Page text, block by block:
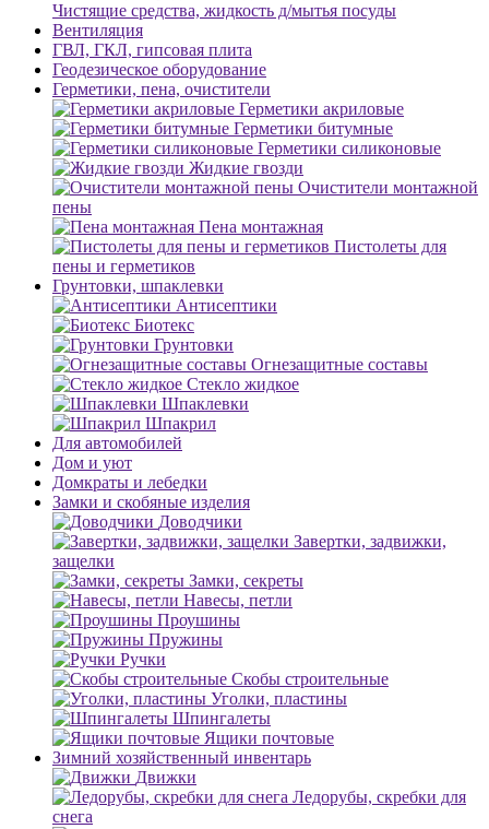
Чистящие средства, жидкость д/мытья посуды
Вентиляция
ГВЛ, ГКЛ, гипсовая плита
Геодезическое оборудование
Герметики, пена, очистители
Герметики акриловые
Герметики битумные
Герметики силиконовые
Жидкие гвозди
Очистители монтажной
пены
Пена монтажная
Пистолеты для
пены и герметиков
Грунтовки, шпаклевки
Антисептики
Биотекс
Грунтовки
Огнезащитные составы
Стекло жидкое
Шпаклевки
Шпакрил
Для автомобилей
Дом и уют
Домкраты и лебедки
Замки и скобяные изделия
Доводчики
Завертки, задвижки,
защелки
Замки, секреты
Навесы, петли
Проушины
Пружины
Ручки
Скобы строительные
Уголки, пластины
Шпингалеты
Ящики почтовые
Зимний хозяйственный инвентарь
Движки
Ледорубы, скребки для
снега